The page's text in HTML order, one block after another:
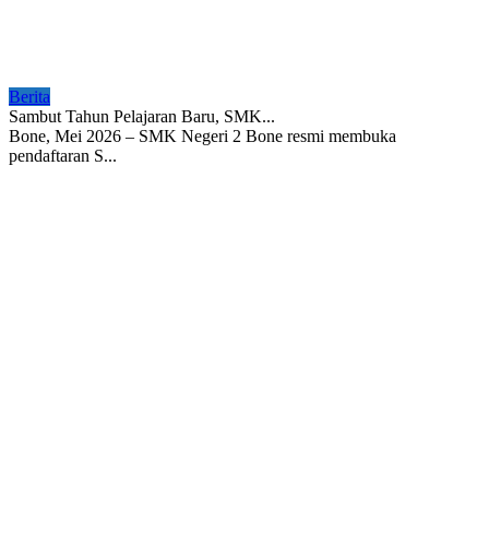
Berita
Sambut Tahun Pelajaran Baru, SMK...
Bone, Mei 2026 – SMK Negeri 2 Bone resmi membuka
pendaftaran S...